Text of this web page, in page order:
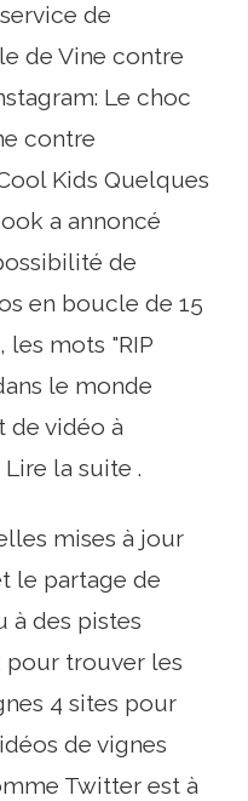
de
de Vine contre
Le choc
contre
Kids Quelques
a annoncé
de
en boucle de 15
les mots "RIP
le monde
de vidéo à
la suite .
mises à jour
le partage de
à des pistes
pour trouver les
4 sites pour
de vignes
Twitter est à